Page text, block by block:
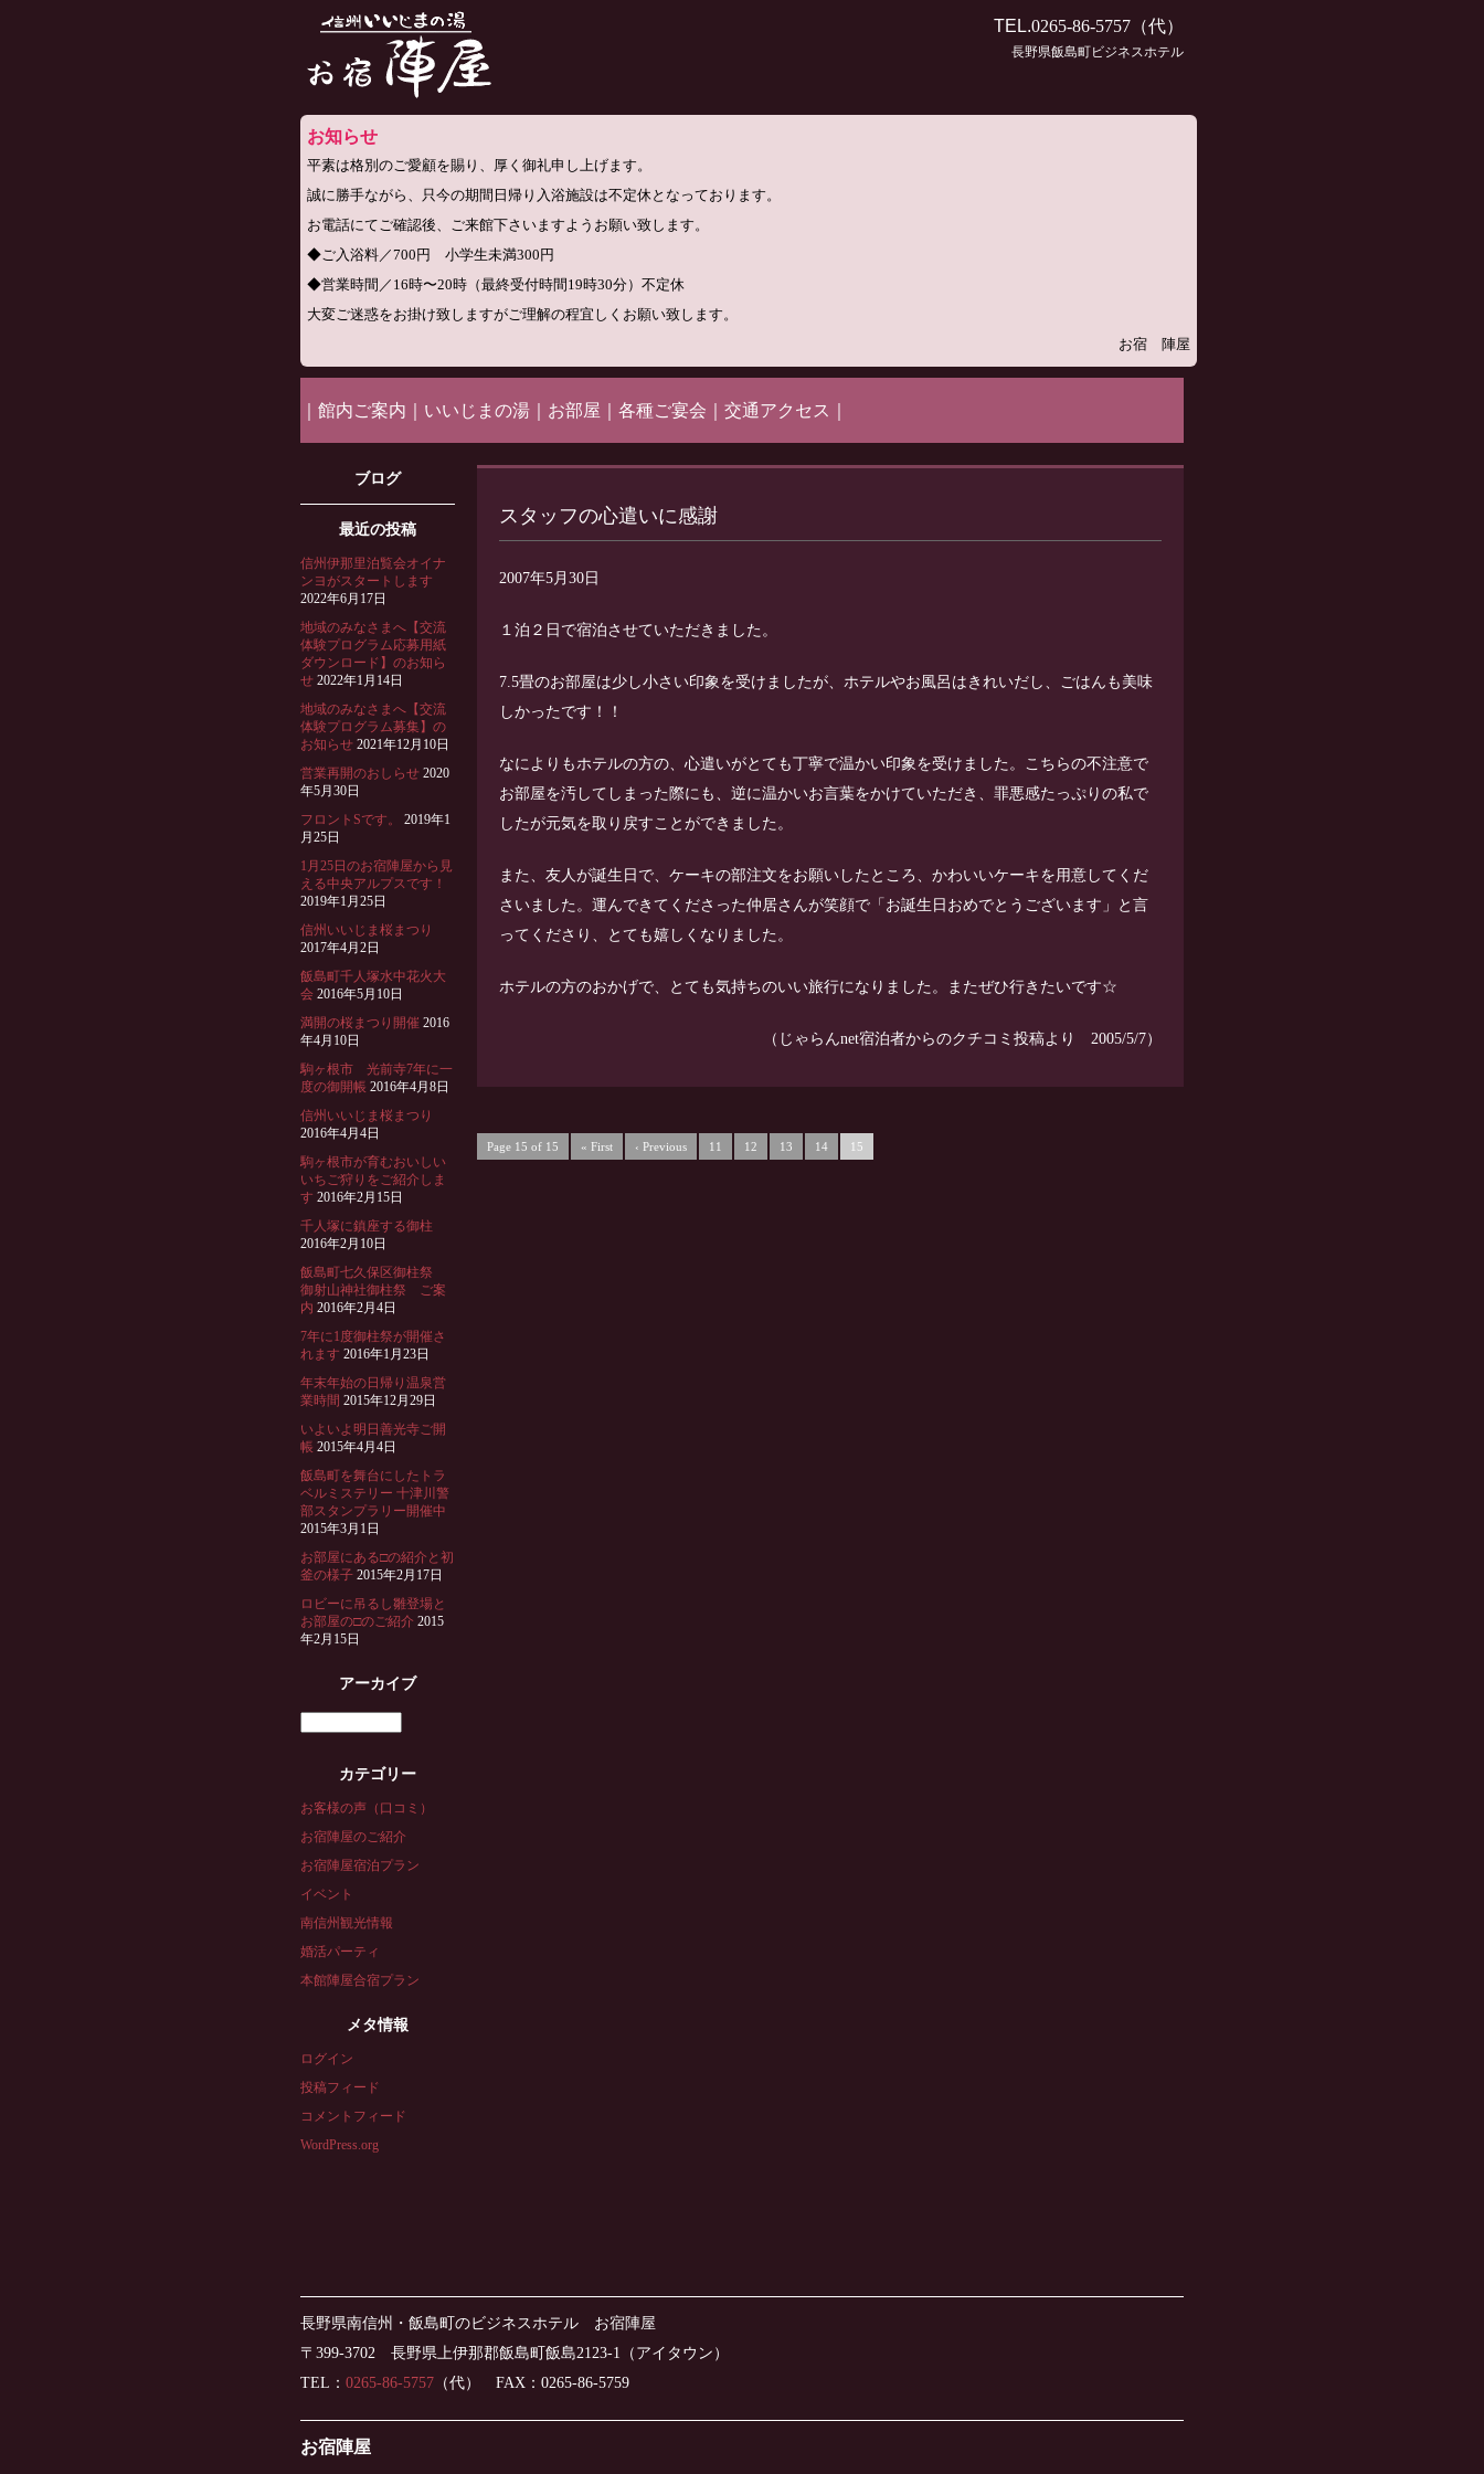
TEL.0265-86-5757 （代）
長野県飯島町ビジネスホテル
お知らせ
平素は格別のご愛顧を賜り、厚く御礼申し上げます。
誠に勝手ながら、只今の期間日帰り入浴施設は不定休となっております。
お電話にてご確認後、ご来館下さいますようお願い致します。
◆ご入浴料／700円 小学生未満300円
◆営業時間／16時〜20時（最終受付時間19時30分）不定休
大変ご迷惑をお掛け致しますがご理解の程宜しくお願い致します。
お宿 陣屋
館内ご案内 いいじまの湯 お部屋 各種ご宴会 交通アクセス
スタッフの心遣いに感謝
2007年5月30日
１泊２日で宿泊させていただきました。
7.5畳のお部屋は少し小さい印象を受けましたが、ホテルやお風呂はきれいだし、ごはんも美味
しかったです！！
なによりもホテルの方の、心遣いがとても丁寧で温かい印象を受けました。こちらの不注意で
お部屋を汚してしまった際にも、逆に温かいお言葉をかけていただき、罪悪感たっぷりの私で
したが元気を取り戻すことができました。
また、友人が誕生日で、ケーキの部注文をお願いしたところ、かわいいケーキを用意してくだ
さいました。運んできてくださった仲居さんが笑顔で「お誕生日おめでとうございます」と言
ってくださり、とても嬉しくなりました。
ホテルの方のおかげで、とても気持ちのいい旅行になりました。またぜひ行きたいです☆
（じゃらんnet宿泊者からのクチコミ投稿より 2005/5/7）
Page 15 of 15 « First ‹ Previous 11 12 13 14 15
ブログ
最近の投稿
信州伊那里泊覧会オイナ
ンヨがスタートします
2022年6月17日
地域のみなさまへ【交流
体験プログラム応募用紙
ダウンロード】のお知ら
せ 2022年1月14日
地域のみなさまへ【交流
体験プログラム募集】の
お知らせ 2021年12月10日
営業再開のおしらせ 2020
年5月30日
フロントSです。
2019年1
月25日
1月25日のお宿陣屋から見
える中央アルプスです！
2019年1月25日
信州いいじま桜まつり
2017年4月2日
飯島町千人塚水中花火大
会 2016年5月10日
満開の桜まつり開催 2016
年4月10日
駒ヶ根市 光前寺7年に一
度の御開帳 2016年4月8日
信州いいじま桜まつり
2016年4月4日
駒ヶ根市が育むおいしい
いちご狩りをご紹介しま
す 2016年2月15日
千人塚に鎮座する御柱
2016年2月10日
飯島町七久保区御柱祭
御射山神社御柱祭 ご案
内 2016年2月4日
7年に1度御柱祭が開催さ
れます 2016年1月23日
年末年始の日帰り温泉営
業時間 2015年12月29日
いよいよ明日善光寺ご開
帳 2015年4月4日
飯島町を舞台にしたトラ
ベルミステリー 十津川警
部スタンプラリー開催中
2015年3月1日
お部屋にある□の紹介と初
釜の様子 2015年2月17日
ロビーに吊るし雛登場と
お部屋の□のご紹介 2015
年2月15日
アーカイブ
イ
ブ
カテゴリー
お客様の声（口コミ）
お宿陣屋のご紹介
お宿陣屋宿泊プラン
イベント
南信州観光情報
婚活パーティ
本館陣屋合宿プラン
メタ情報
ログイン
投稿フィード
コメントフィード
WordPress.org
長野県南信州・飯島町のビジネスホテル お宿陣屋
〒399-3702 長野県上伊那郡飯島町飯島2123-1（アイタウン）
TEL： 0265-86-5757 （代） FAX：0265-86-5759
お宿陣屋